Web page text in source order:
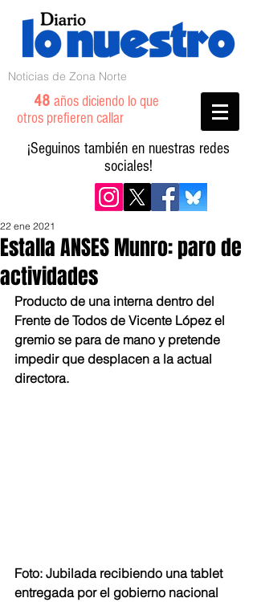
Noticias de Zona Norte
48 años diciendo lo que
otros prefieren callar
¡Seguinos también en nuestras redes
sociales!
Estalla ANSES Munro: paro de
actividades
22 ene 2021
Producto de una interna dentro del
Frente de Todos de Vicente López el
gremio se para de mano y pretende
impedir que desplacen a la actual
directora.
Foto: Jubilada recibiendo una tablet
entregada por el gobierno nacional